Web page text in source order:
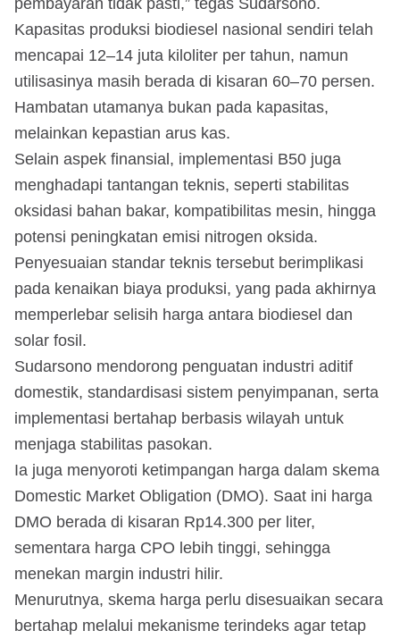
Kapasitas produksi biodiesel nasional sendiri telah
mencapai 12–14 juta kiloliter per tahun, namun
utilisasinya masih berada di kisaran 60–70 persen.
Hambatan utamanya bukan pada kapasitas,
melainkan kepastian arus kas.
Selain aspek finansial, implementasi B50 juga
menghadapi tantangan teknis, seperti stabilitas
oksidasi bahan bakar, kompatibilitas mesin, hingga
potensi peningkatan emisi nitrogen oksida.
Penyesuaian standar teknis tersebut berimplikasi
pada kenaikan biaya produksi, yang pada akhirnya
memperlebar selisih harga antara biodiesel dan
solar fosil.
Sudarsono mendorong penguatan industri aditif
domestik, standardisasi sistem penyimpanan, serta
implementasi bertahap berbasis wilayah untuk
menjaga stabilitas pasokan.
Ia juga menyoroti ketimpangan harga dalam skema
Domestic Market Obligation (DMO). Saat ini harga
DMO berada di kisaran Rp14.300 per liter,
sementara harga CPO lebih tinggi, sehingga
menekan margin industri hilir.
Menurutnya, skema harga perlu disesuaikan secara
bertahap melalui mekanisme terindeks agar tetap